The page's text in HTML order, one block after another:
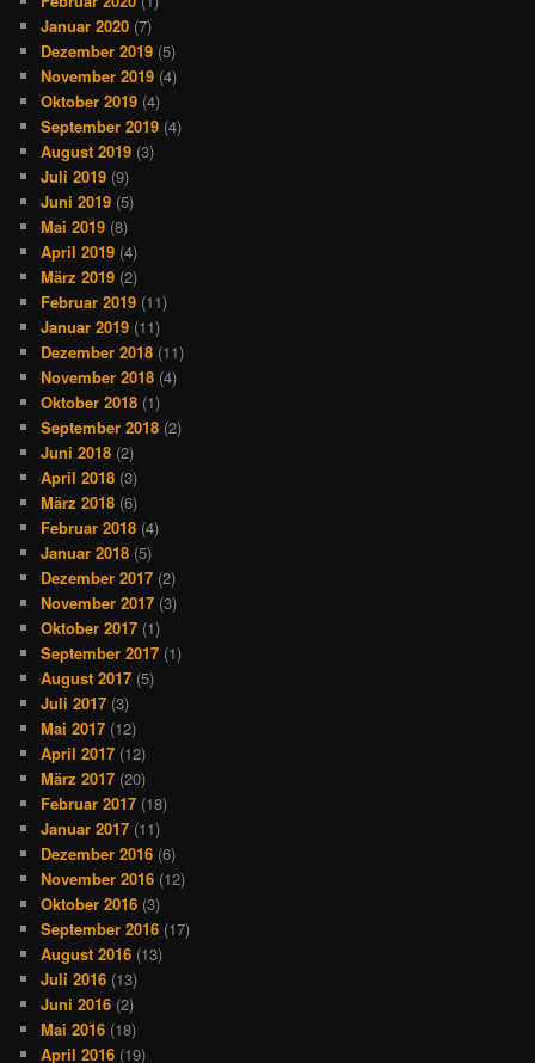
Januar 2020 (7)
Dezember 2019 (5)
November 2019 (4)
Oktober 2019 (4)
September 2019 (4)
August 2019 (3)
Juli 2019 (9)
Juni 2019 (5)
Mai 2019 (8)
April 2019 (4)
März 2019 (2)
Februar 2019 (11)
Januar 2019 (11)
Dezember 2018 (11)
November 2018 (4)
Oktober 2018 (1)
September 2018 (2)
Juni 2018 (2)
April 2018 (3)
März 2018 (6)
Februar 2018 (4)
Januar 2018 (5)
Dezember 2017 (2)
November 2017 (3)
Oktober 2017 (1)
September 2017 (1)
August 2017 (5)
Juli 2017 (3)
Mai 2017 (12)
April 2017 (12)
März 2017 (20)
Februar 2017 (18)
Januar 2017 (11)
Dezember 2016 (6)
November 2016 (12)
Oktober 2016 (3)
September 2016 (17)
August 2016 (13)
Juli 2016 (13)
Juni 2016 (2)
Mai 2016 (18)
April 2016 (19)